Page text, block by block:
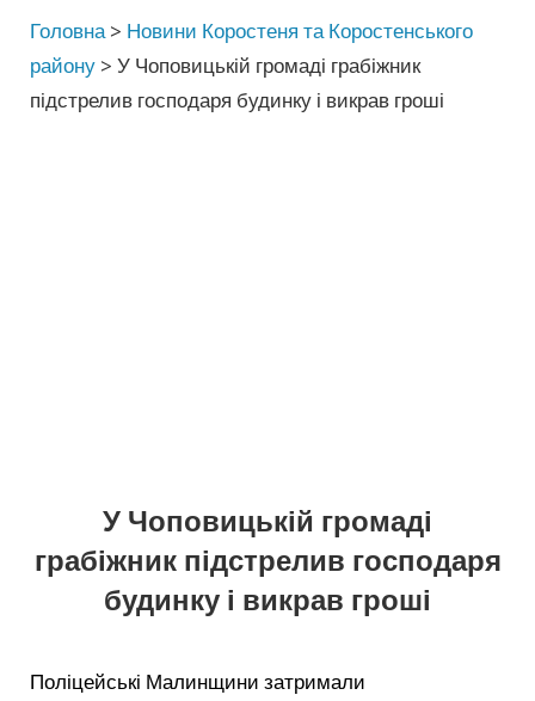
Головна > Новини Коростеня та Коростенського
району >У Чоповицькій громаді грабіжник
підстрелив господаря будинку і викрав гроші
У Чоповицькій громаді
грабіжник підстрелив господаря
будинку і викрав гроші
Поліцейські Малинщини затримали